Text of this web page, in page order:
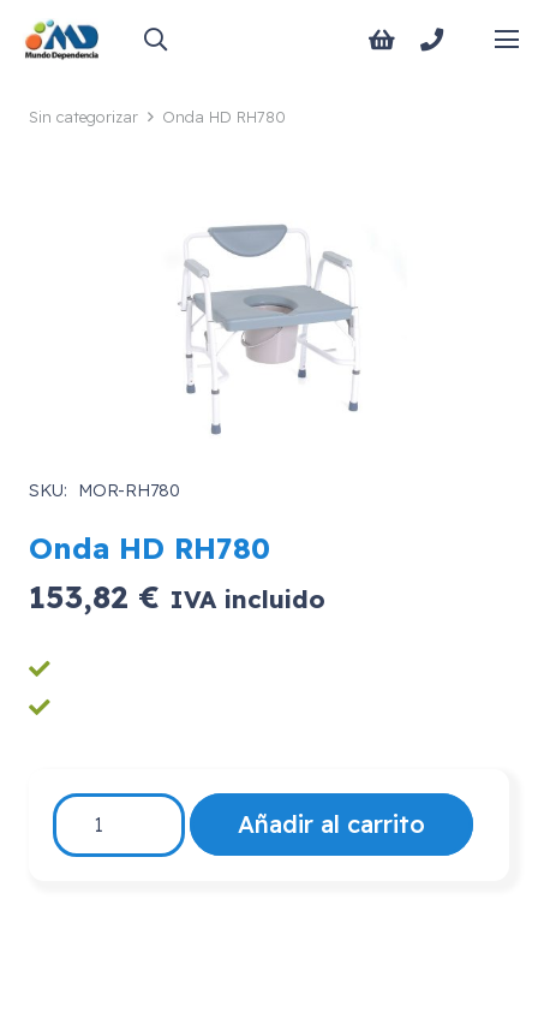
Sin categorizar Onda HD RH780
SKU: MOR-RH780
Onda HD RH780
153,82 € IVA incluido
Onda
HD
Añadir al carrito